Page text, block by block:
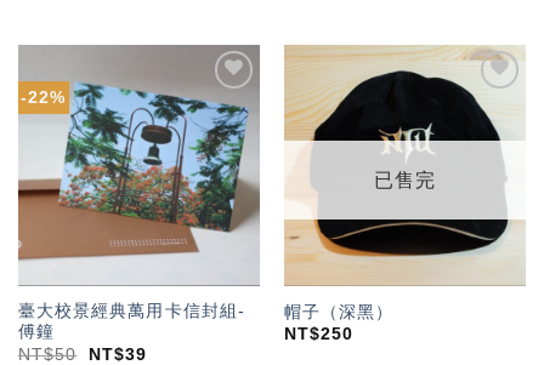
-22%
加入
「願
望輕
單」
臺大校景經典萬用卡信封組-
傅鐘
NT$50 NT$39
「願
望輕
單」
已售完
帽子（深黑）
NT$250